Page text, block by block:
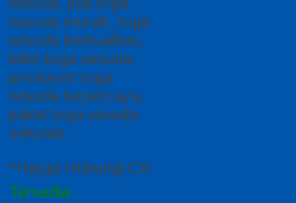
wisuda murah, toga
wisuda berkualitas,
bikin toga wisuda,
produsen toga
wisuda terpercaya,
paket toga wisuda
sekolah.
*Harga Hubungi CS
Tersedia